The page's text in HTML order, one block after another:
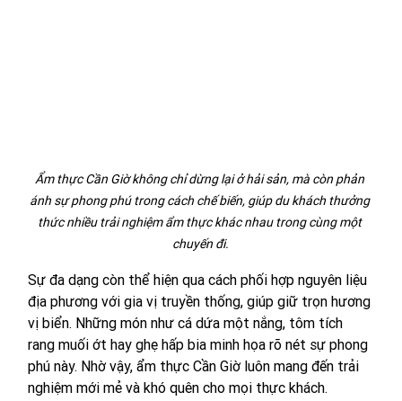
Ẩm thực Cần Giờ không chỉ dừng lại ở hải sản, mà còn phản
ánh sự phong phú trong cách chế biến, giúp du khách thưởng
thức nhiều trải nghiệm ẩm thực khác nhau trong cùng một
chuyến đi.
Sự đa dạng còn thể hiện qua cách phối hợp nguyên liệu
địa phương với gia vị truyền thống, giúp giữ trọn hương
vị biển. Những món như cá dứa một nắng, tôm tích
rang muối ớt hay ghẹ hấp bia minh họa rõ nét sự phong
phú này. Nhờ vậy, ẩm thực Cần Giờ luôn mang đến trải
nghiệm mới mẻ và khó quên cho mọi thực khách.